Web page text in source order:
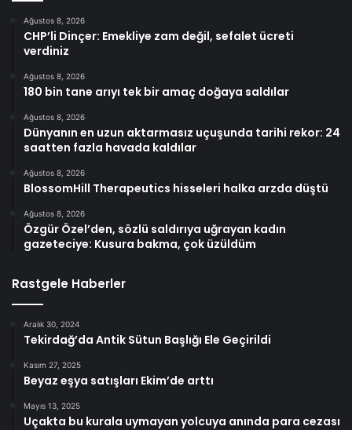
Ağustos 8, 2026
CHP’li Dinçer: Emekliye zam değil, sefalet ücreti
verdiniz
Ağustos 8, 2026
180 bin tane arıyı tek bir amaç doğaya saldılar
Ağustos 8, 2026
Dünyanın en uzun aktarmasız uçuşunda tarihi rekor: 24
saatten fazla havada kaldılar
Ağustos 8, 2026
BlossomHill Therapeutics hisseleri halka arzda düştü
Ağustos 8, 2026
Özgür Özel’den, sözlü saldırıya uğrayan kadın
gazeteciye: Kusura bakma, çok üzüldüm
Rastgele Haberler
Aralık 30, 2024
Tekirdağ’da Antik Sütun Başlığı Ele Geçirildi
Kasım 27, 2025
Beyaz eşya satışları Ekim’de arttı
Mayıs 13, 2025
Uçakta bu kurala uymayan yolcuya anında para cezası